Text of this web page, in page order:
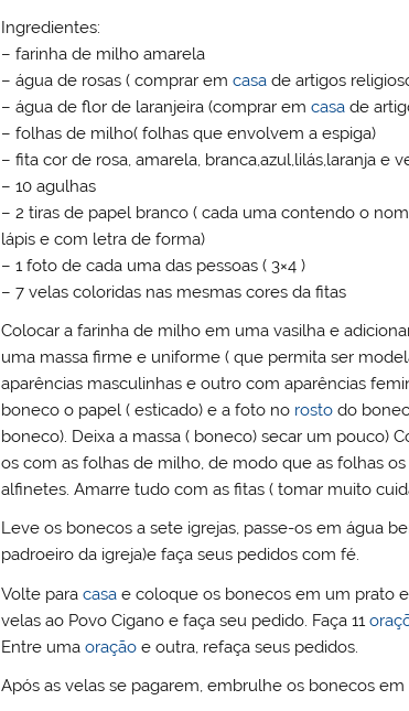
Ingredientes:
– farinha de milho amarela
– água de rosas ( comprar emcasa de artigos
– água de flor de laranjeira (comprar emcasa de
– folhas de milho( folhas que envolvem a espiga)
– fita cor de rosa, amarela, branca,azul,lilás,laranja e
– 10 agulhas
– 2 tiras de papel branco ( cada uma contendo o
lápis e com letra de forma)
– 1 foto de cada uma das pessoas ( 3×4 )
– 7 velas coloridas nas mesmas cores da fitas
Colocar a farinha de milho em uma vasilha e
uma massa firme e uniforme ( que permita ser
aparências masculinhas e outro com aparências
boneco o papel ( esticado) e a foto no rosto do
boneco). Deixa a massa ( boneco) secar um
os com as folhas de milho, de modo que as folhas
alfinetes. Amarre tudo com as fitas ( tomar muito
Leve os bonecos a sete igrejas, passe-os em água
padroeiro da igreja)e faça seus pedidos com fé.
Volte paracasa e coloque os bonecos em um prato
velas ao Povo Cigano e faça seu pedido. Faça 11
Entre umaoração e outra, refaça seus pedidos.
Após as velas se pagarem, embrulhe os bonecos